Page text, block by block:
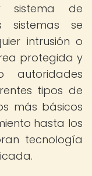
sistema de
sistemas se
intrusión o
protegida y
tipos de
más básicos
hasta los
tecnología